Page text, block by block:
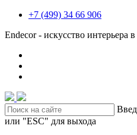
+7 (499) 34 66 906
Endecor - искусство интерьера
или "ESC" для выхода